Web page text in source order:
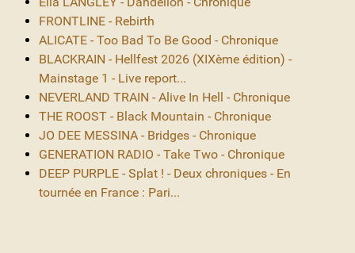
FRONTLINE - Rebirth
ALICATE - Too Bad To Be Good - Chronique
BLACKRAIN - Hellfest 2026 (XIXème édition) -
Mainstage 1 - Live report...
NEVERLAND TRAIN - Alive In Hell - Chronique
THE ROOST - Black Mountain - Chronique
JO DEE MESSINA - Bridges - Chronique
GENERATION RADIO - Take Two - Chronique
DEEP PURPLE - Splat ! - Deux chroniques - En
tournée en France : Pari...